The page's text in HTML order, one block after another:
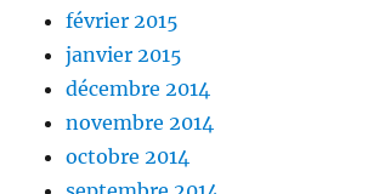
février 2015
janvier 2015
décembre 2014
novembre 2014
octobre 2014